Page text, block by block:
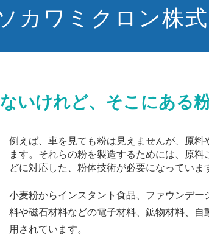
カワミクロン株
いけれど、そこにある
例えば、車を見ても粉は見えませんが、原
ます。それらの粉を製造するためには、原
どに対応した、粉体技術が必要になっていま
小麦粉からインスタント食品、ファウンデ
料や磁石材料などの電子材料、鉱物材料、
用されています。